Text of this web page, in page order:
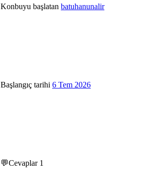
Konbuyu başlatan batuhanunalir
Başlangıç tarihi 6 Tem 2026
💬Cevaplar1